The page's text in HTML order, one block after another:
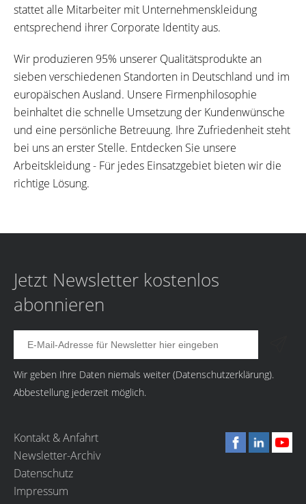
stattet alle Mitarbeiter mit Unternehmenskleidung
entsprechend ihrer Corporate Identity aus.
Wir produzieren 95% unserer Qualitätsprodukte an
sieben verschiedenen Standorten in Deutschland und im
europäischen Ausland. Unsere Firmenphilosophie
beinhaltet die schnelle Umsetzung der Kundenwünsche
und eine persönliche Betreuung. Ihre Zufriedenheit steht
bei uns an erster Stelle. Entdecken Sie unsere
Arbeitskleidung - Für jedes Einsatzgebiet bieten wir die
richtige Lösung.
Jetzt Newsletter kostenlos
abonnieren
Wir geben Ihre Daten niemals weiter (Datenschutzerklärung).
Abbestellung jederzeit möglich.
Kontakt & Anfahrt
Newsletter-Archiv
Datenschutz
Impressum